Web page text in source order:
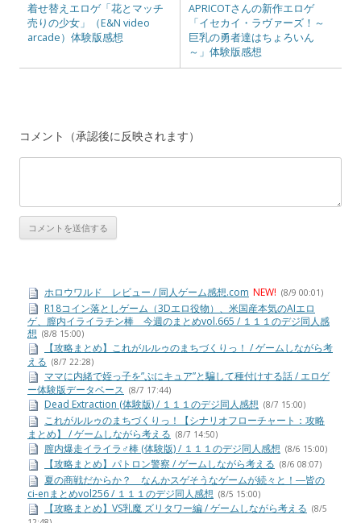
着せ替えエロゲ「花とマッチ
売りの少女」（E&N video
arcade）体験版感想
APRICOTさんの新作エロゲ
「イセカイ・ラヴァーズ！～
巨乳の勇者達はちょろいん
～」体験版感想
コメント（承認後に反映されます）
ホロウワルド レビュー / 同人ゲーム感想.com NEW! (8/9 00:01)
R18コイン落としゲーム（3Dエロ役物）、米国産本気のAIエロ
ゲ、膣内イライラチン棒 今週のまとめvol.665 / １１１のデジ同人感
想 (8/8 15:00)
【攻略まとめ】これがルルゥのまちづくりっ！ / ゲームしながら考
える (8/7 22:28)
ママに内緒で姪っ子を”ぷにキュア”と騙して種付けする話 / エロゲ
ー体験版データベース (8/7 17:44)
Dead Extraction (体験版) / １１１のデジ同人感想 (8/7 15:00)
これがルルゥのまちづくりっ！【シナリオフローチャート：攻略
まとめ】 / ゲームしながら考える (8/7 14:50)
膣内爆走イライラ♂棒 (体験版) / １１１のデジ同人感想 (8/6 15:00)
【攻略まとめ】パトロン警察 / ゲームしながら考える (8/6 08:07)
夏の商戦だからか？ なんかスゲそうなゲームが続々と！―皆の
ci-enまとめvol256 / １１１のデジ同人感想 (8/5 15:00)
【攻略まとめ】VS乳魔 ズリタワー編 / ゲームしながら考える (8/5